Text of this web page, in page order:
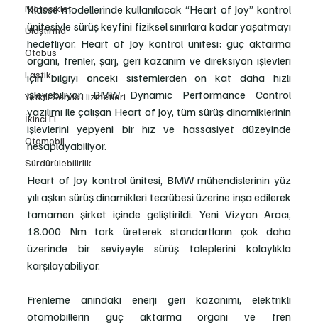
Motosiklet
Ulaştırma
Otobüs
Lastik
Yetkili Servis Hizmetleri
İkinci El
Otomobil
Sürdürülebilirlik
Klasse modellerinde kullanılacak “Heart of Joy” kontrol
ünitesiyle sürüş keyfini fiziksel sınırlara kadar yaşatmayı
hedefliyor. Heart of Joy kontrol ünitesi; güç aktarma
organı, frenler, şarj, geri kazanım ve direksiyon işlevleri
için bilgiyi önceki sistemlerden on kat daha hızlı
işleyebiliyor. BMW Dynamic Performance Control
yazılımı ile çalışan Heart of Joy, tüm sürüş dinamiklerinin
işlevlerini yepyeni bir hız ve hassasiyet düzeyinde
hesaplayabiliyor.
Heart of Joy kontrol ünitesi, BMW mühendislerinin yüz
yılı aşkın sürüş dinamikleri tecrübesi üzerine inşa edilerek
tamamen şirket içinde geliştirildi. Yeni Vizyon Aracı,
18.000 Nm tork üreterek standartların çok daha
üzerinde bir seviyeyle sürüş taleplerini kolaylıkla
karşılayabiliyor.
Frenleme anındaki enerji geri kazanımı, elektrikli
otomobillerin güç aktarma organı ve fren